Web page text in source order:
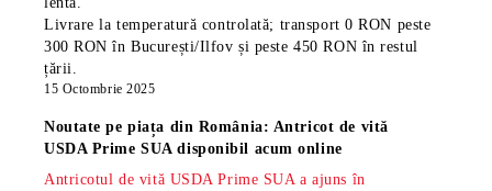
Livrare la temperatură controlată; transport 0 RON peste
300 RON în București/Ilfov și peste 450 RON în restul
țării.
15 Octombrie 2025
Noutate pe piața din România: Antricot de vită
USDA Prime SUA disponibil acum online
Antricotul de vită USDA Prime SUA a ajuns în